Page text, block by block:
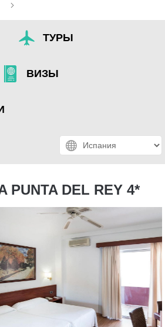
ТУРЫ
ВИЗЫ
PUNTA DEL REY 4*